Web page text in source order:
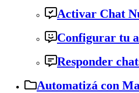
Activar Chat
Configurar tu
Responder
Automatizá con